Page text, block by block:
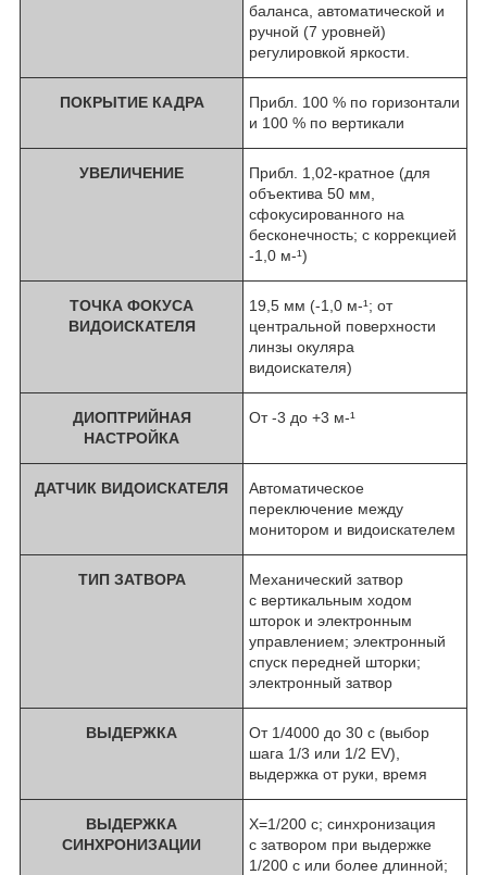
баланса, автоматической и
ручной (7 уровней)
регулировкой яркости.
ПОКРЫТИЕ КАДРА
Прибл. 100 % по горизонтали
и 100 % по вертикали
УВЕЛИЧЕНИЕ
Прибл. 1,02-кратное (для
объектива 50 мм,
сфокусированного на
бесконечность; с коррекцией
-1,0 м-¹)
ТОЧКА ФОКУСА
ВИДОИСКАТЕЛЯ
19,5 мм (-1,0 м-¹; от
центральной поверхности
линзы окуляра
видоискателя)
ДИОПТРИЙНАЯ
НАСТРОЙКА
От -3 до +3 м-¹
ДАТЧИК ВИДОИСКАТЕЛЯ
Автоматическое
переключение между
монитором и видоискателем
ТИП ЗАТВОРА
Механический затвор
с вертикальным ходом
шторок и электронным
управлением; электронный
спуск передней шторки;
электронный затвор
ВЫДЕРЖКА
От 1/4000 до 30 с (выбор
шага 1/3 или 1/2 EV),
выдержка от руки, время
ВЫДЕРЖКА
СИНХРОНИЗАЦИИ
X=1/200 с; синхронизация
с затвором при выдержке
1/200 с или более длинной;